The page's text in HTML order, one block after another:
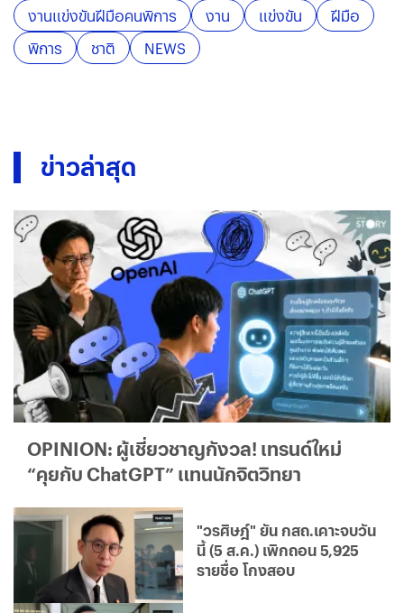
งานแข่งขันฝีมือคนพิการ งาน แข่งขัน
ฝีมือ
พิการ
ชาติ NEWS
ข่าวล่าสุด
OPINION: ผู้เชี่ยวชาญกังวล! เทรนด์ใหม่
“คุยกับ ChatGPT” แทนนักจิตวิทยา
"วรศิษฎ์" ยัน กสถ.เคาะจบวัน
นี้ (5 ส.ค.) เพิกถอน 5,925
รายชื่อ โกงสอบ